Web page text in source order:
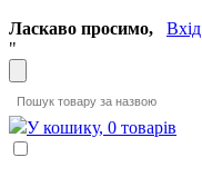
Ласкаво просимо, Вхід
"
У кошику, 0 товарів